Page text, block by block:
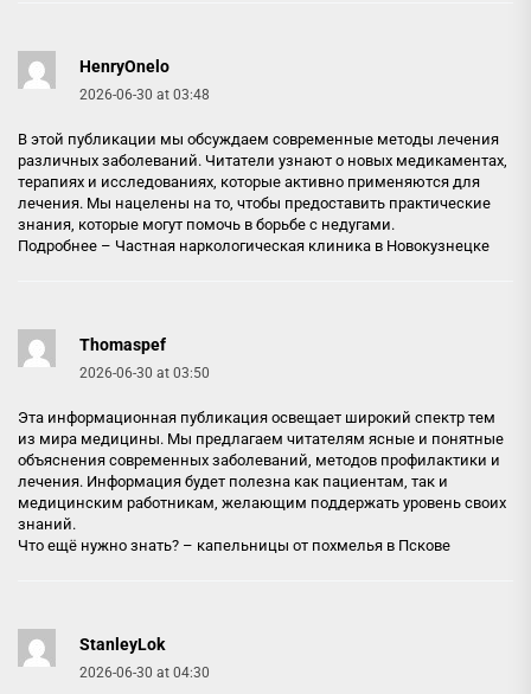
HenryOnelo
2026-06-30 at 03:48
В этой публикации мы обсуждаем современные методы лечения
различных заболеваний. Читатели узнают о новых медикаментах,
терапиях и исследованиях, которые активно применяются для
лечения. Мы нацелены на то, чтобы предоставить практические
знания, которые могут помочь в борьбе с недугами.
Подробнее – Частная наркологическая клиника в Новокузнецке
Thomaspef
2026-06-30 at 03:50
Эта информационная публикация освещает широкий спектр тем
из мира медицины. Мы предлагаем читателям ясные и понятные
объяснения современных заболеваний, методов профилактики и
лечения. Информация будет полезна как пациентам, так и
медицинским работникам, желающим поддержать уровень своих
знаний.
Что ещё нужно знать? – капельницы от похмелья в Пскове
StanleyLok
2026-06-30 at 04:30